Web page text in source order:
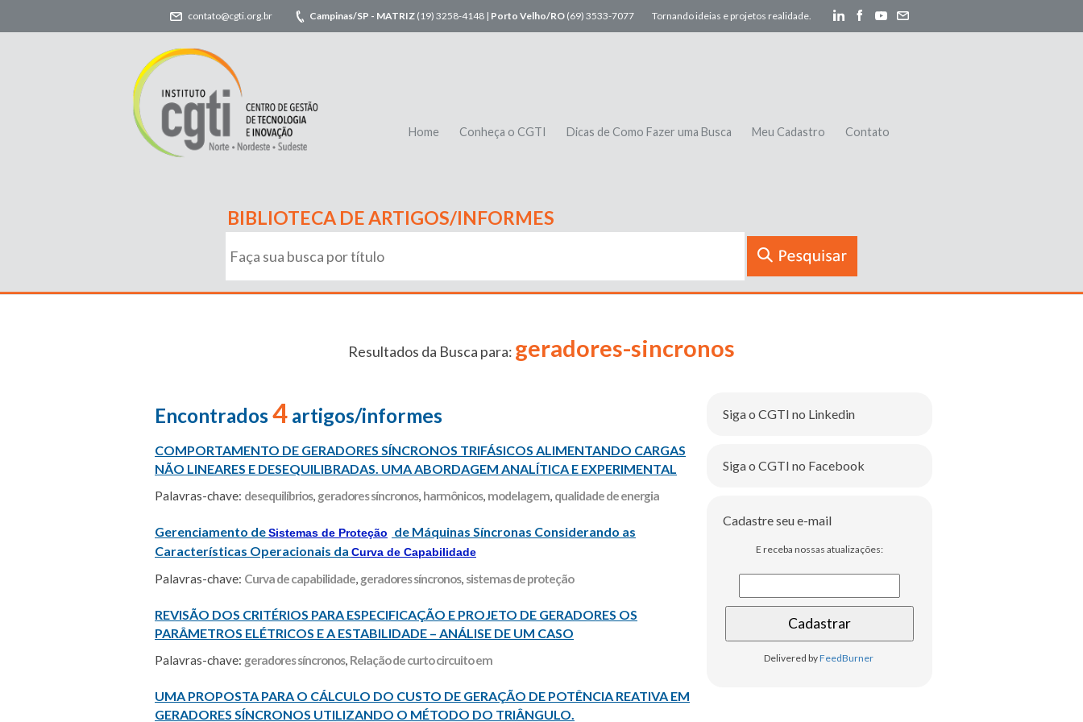
contato@cgti.org.br Campinas/SP - MATRIZ (19) 3258-4148 | Porto Velho/RO (69) 3533-7077 Tornando ideias e projetos realidade.
Home Conheça o CGTI Dicas de Como Fazer uma Busca Meu Cadastro Contato
BIBLIOTECA DE ARTIGOS/INFORMES
Resultados da Busca para: geradores-sincronos
Encontrados 4 artigos/informes
COMPORTAMENTO DE GERADORES SÍNCRONOS TRIFÁSICOS ALIMENTANDO CARGAS
NÃO LINEARES E DESEQUILIBRADAS. UMA ABORDAGEM ANALÍTICA E EXPERIMENTAL
Palavras-chave: desequilíbrios, geradores síncronos, harmônicos, modelagem, qualidade de energia
Gerenciamento deSistemas de Proteção
de Máquinas Síncronas Considerando as
Características Operacionais da Curva de Capabilidade
Palavras-chave: Curva de capabilidade, geradores síncronos, sistemas de proteção
REVISÃO DOS CRITÉRIOS PARA ESPECIFICAÇÃO E PROJETO DE GERADORES OS
PARÂMETROS ELÉTRICOS E A ESTABILIDADE – ANÁLISE DE UM CASO
Palavras-chave: geradores síncronos, Relação de curto circuito em
UMA PROPOSTA PARA O CÁLCULO DO CUSTO DE GERAÇÃO DE POTÊNCIA REATIVA EM
GERADORES SÍNCRONOS UTILIZANDO O MÉTODO DO TRIÂNGULO.
Siga o CGTI no Linkedin
Siga o CGTI no Facebook
Cadastre seu e-mail
E receba nossas atualizações:
Delivered byFeedBurner